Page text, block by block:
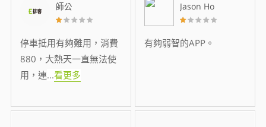
師公
停車抵用有夠難用，消費
880，大熱天一直無法使
用，連...看更多
Jason Ho
有夠弱智的APP。